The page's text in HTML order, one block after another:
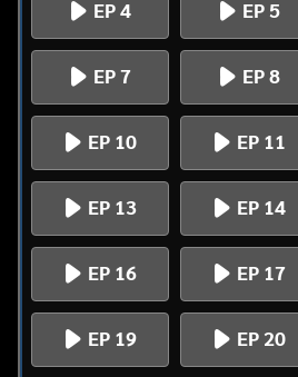
EP 4 EP 5
EP 7 EP 8
EP 10 EP 11
EP 13 EP 14
EP 16 EP 17
EP 19 EP 20